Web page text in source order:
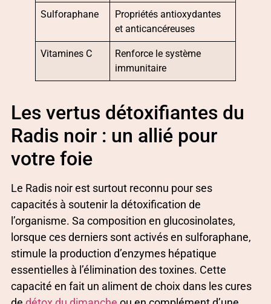
Sulforaphane
Propriétés antioxydantes
et anticancéreuses
Vitamines C
Renforce le système
immunitaire
Les vertus détoxifiantes du
Radis noir : un allié pour
votre foie
Le Radis noir est surtout reconnu pour ses
capacités à soutenir la détoxification de
l’organisme. Sa composition en glucosinolates,
lorsque ces derniers sont activés en sulforaphane,
stimule la production d’enzymes hépatique
essentielles à l’élimination des toxines. Cette
capacité en fait un aliment de choix dans les cures